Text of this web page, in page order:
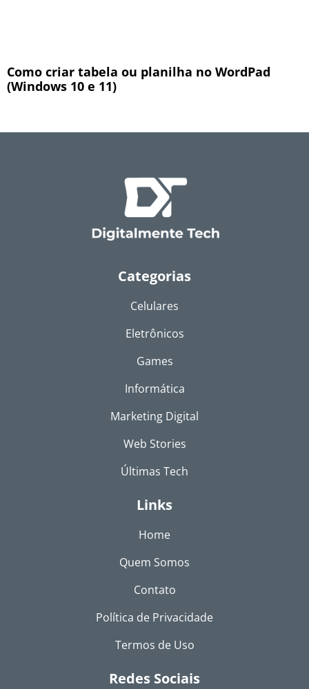
Como criar tabela ou planilha no WordPad
(Windows 10 e 11)
Categorias
Celulares
Eletrônicos
Games
Informática
Marketing Digital
Web Stories
Últimas Tech
Links
Home
Quem Somos
Contato
Política de Privacidade
Termos de Uso
Redes Sociais